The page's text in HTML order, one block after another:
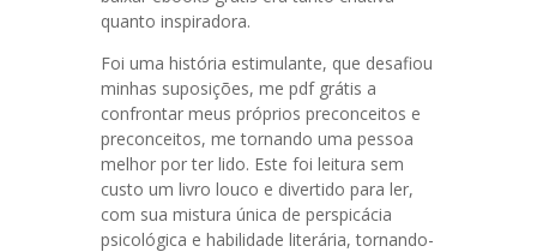
quanto inspiradora.
Foi uma história estimulante, que desafiou
minhas suposições, me pdf grátis a
confrontar meus próprios preconceitos e
preconceitos, me tornando uma pessoa
melhor por ter lido. Este foi leitura sem
custo um livro louco e divertido para ler,
com sua mistura única de perspicácia
psicológica e habilidade literária, tornando-